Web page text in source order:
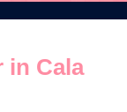
in Cala